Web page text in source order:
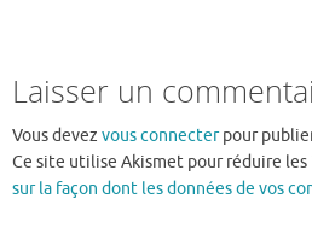
Laisser un
Vous devez vous connecterpour
Ce site utilise Akismet pour réduire les
sur la façon dont les données de vos